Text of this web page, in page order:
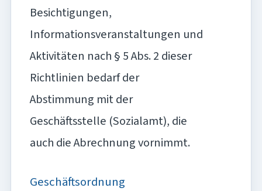
Besichtigungen,
Informationsveranstaltungen und
Aktivitäten nach § 5 Abs. 2 dieser
Richtlinien bedarf der
Abstimmung mit der
Geschäftsstelle (Sozialamt), die
auch die Abrechnung vornimmt.
Geschäftsordnung